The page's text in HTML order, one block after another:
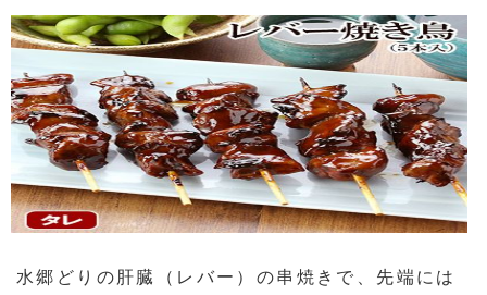
水郷どりの肝臓（レバー）の串焼きで、先端には